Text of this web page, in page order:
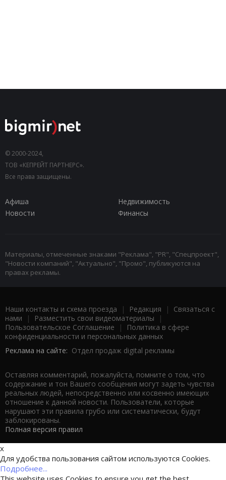
© 2000-2024,
ТОВ «КЕПРЕЙТ ПАРТНЕРС».
Все права защищены.
Афиша
Недвижимость
Новости
Финансы
Материалы, отмеченные знаками "Реклама", "PR", "Спецпроект",
"Новости компаний", "Актуально", "Промо", публикуются на
правах рекламы.
Наши контакты и схема проезда | Редакция | Связаться с
нами | Разместить свои видеоматериалы |
Пользовательское Соглашение |
Политика в сфере
конфиденциальности и персональных данных
Реклама на сайте: Отдел продаж digital рекламы
Оставляя комментарий, пожалуйста, помните о том, что
содержание и тон Вашего сообщения могут задеть чувства
реальных людей, непосредственно или косвенно имеющих
отношение к данной новости. Пользователи, которые
нарушают эти правила грубо или систематически, будут
заблокированы.
Полная версия правил
x
Для удобства пользования сайтом используются Cookies.
Подробнее...